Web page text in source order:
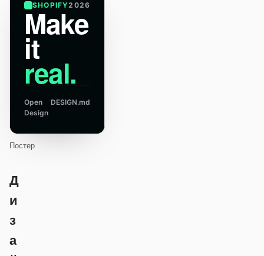
SHOPIFY2026
Make
it
real.
Open
Design
DESIGN.md
Постер
Д
и
з
а